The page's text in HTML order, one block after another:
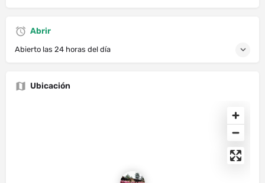
Abrir
Abierto las 24 horas del día
Ubicación